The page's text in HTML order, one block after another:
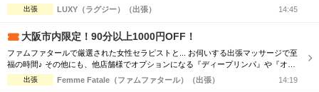
・初回限定で各コース総額より3,000円割引 ☆【 新人割 】☆ ～ New Face Therapi
st ～ NEW FACE マークの付いているセラピスト限定 ・各コース総額より3,000円
出張 LUXY（ラグジー）（出張） 14:45
大阪市内限定！90分以上1000円OFF！
ファムファタールで厳選された女性セラピストと... お伺いする出張マッサージで至
福の時間♪ その他にも、他店舗様でオプションになる『ディープリンパ』や『オイ
ル増量』などメンズエステでは必須とも言えるサービスも当店では基本コースに含
まれております。 その為、「コース料金に+αで支払わなければお楽しみいただけ
出張 Femme Fatale（ファムファタール）（出張） 14:19